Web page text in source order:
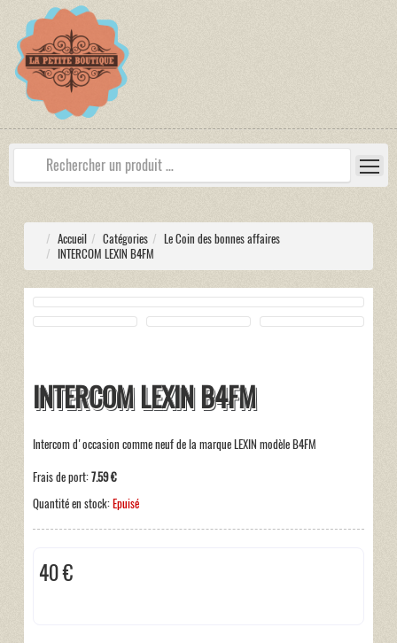
Accueil Catégories
Le Coin des bonnes affaires
INTERCOM LEXIN B4FM
INTERCOM LEXIN B4FM
Intercom d'occasion comme neuf de la marque LEXIN modèle B4FM
Frais de port:7.59 €
Quantité en stock:Epuisé
40 €